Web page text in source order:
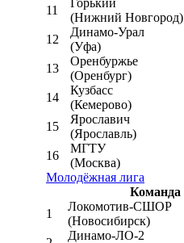
11
Горький
(Нижний Новгород)
12
Динамо-Урал
(Уфа)
13
Оренбуржье
(Оренбург)
14
Кузбасс
(Кемерово)
15
Ярославич
(Ярославль)
16
МГТУ
(Москва)
Молодёжная лига
Команда
1
Локомотив-CШОР
(Новосибирск)
Динамо-ЛО-2